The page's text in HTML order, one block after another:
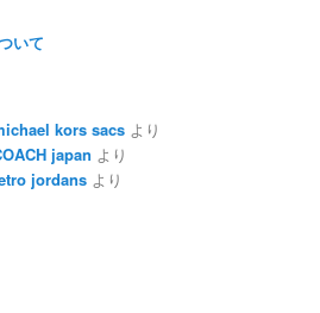
いて
kors sacs より
japan より
jordans より